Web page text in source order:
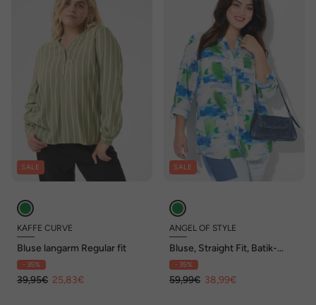
SALE
KAFFE CURVE
Bluse langarm Regular fit
- 35%
39,95€ 25,83€
SALE
ANGEL OF STYLE
Bluse, Straight Fit, Batik-
Druck, Pailletten
- 35%
59,99€ 38,99€